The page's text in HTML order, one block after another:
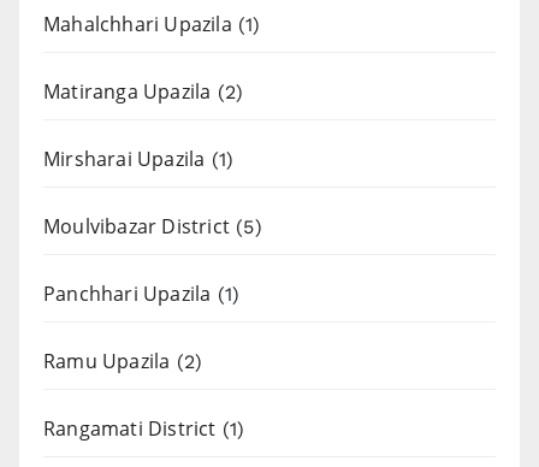
Mahalchhari Upazila (1)
Matiranga Upazila (2)
Mirsharai Upazila (1)
Moulvibazar District (5)
Panchhari Upazila (1)
Ramu Upazila (2)
Rangamati District (1)